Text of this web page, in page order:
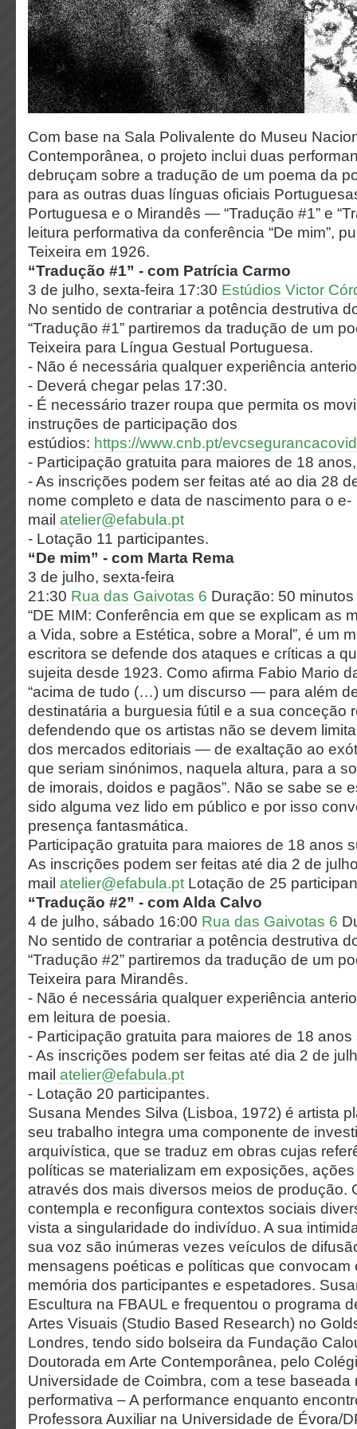
Com base na Sala Polivalente do Museu
Contemporânea, o projeto inclui duas
debruçam sobre a tradução de um poema da
para as outras duas línguas oficiais
Portuguesa e o Mirandês — “Tradução #1” e
leitura performativa da conferência “De mim”,
Teixeira em 1926.
“Tradução #1” - com Patrícia Carmo
3 de julho, sexta-feira 17:30 Estúdios Victor
No sentido de contrariar a potência destrutiva
“Tradução #1” partiremos da tradução de um
Teixeira para Língua Gestual Portuguesa.
- Não é necessária qualquer experiência
- Deverá chegar pelas 17:30.
- É necessário trazer roupa que permita os
instruções de participação dos
estúdios: https://www.cnb.pt/
- Participação gratuita para maiores de 18
- As inscrições podem ser feitas até ao dia 28
nome completo e data de nascimento para o e-
mail atelier@efabula.pt
- Lotação 11 participantes.
“De mim” - com Marta Rema
3 de julho, sexta-feira
21:30 Rua das Gaivotas 6 Duração: 50 minutos
“DE MIM: Conferência em que se explicam as
a Vida, sobre a Estética, sobre a Moral”, é um
escritora se defende dos ataques e críticas a
sujeita desde 1923. Como afirma Fabio Mario
“acima de tudo (…) um discurso — para além
destinatária a burguesia fútil e a sua conceção
defendendo que os artistas não se devem
dos mercados editoriais — de exaltação ao
que seriam sinónimos, naquela altura, para a
de imorais, doidos e pagãos”. Não se sabe se
sido alguma vez lido em público e por isso
presença fantasmática.
Participação gratuita para maiores de 18 anos
As inscrições podem ser feitas até dia 2 de
mail atelier@efabula.pt Lotação de 25
“Tradução #2” - com Alda Calvo
4 de julho, sábado 16:00 Rua das Gaivotas 6
No sentido de contrariar a potência destrutiva
“Tradução #2” partiremos da tradução de um
Teixeira para Mirandês.
- Não é necessária qualquer experiência
em leitura de poesia.
- Participação gratuita para maiores de 18
- As inscrições podem ser feitas até dia 2 de
mail atelier@efabula.pt
- Lotação 20 participantes.
Susana Mendes Silva (Lisboa, 1972) é artista
seu trabalho integra uma componente de
arquivística, que se traduz em obras cujas
políticas se materializam em exposições,
através dos mais diversos meios de produção.
contempla e reconfigura contextos sociais
vista a singularidade do indivíduo. A sua
sua voz são inúmeras vezes veículos de
mensagens poéticas e políticas que convocam
memória dos participantes e espetadores.
Escultura na FBAUL e frequentou o programa
Artes Visuais (Studio Based Research) no
Londres, tendo sido bolseira da Fundação
Doutorada em Arte Contemporânea, pelo
Universidade de Coimbra, com a tese baseada
performativa – A performance enquanto
Professora Auxiliar na Universidade de Évora/